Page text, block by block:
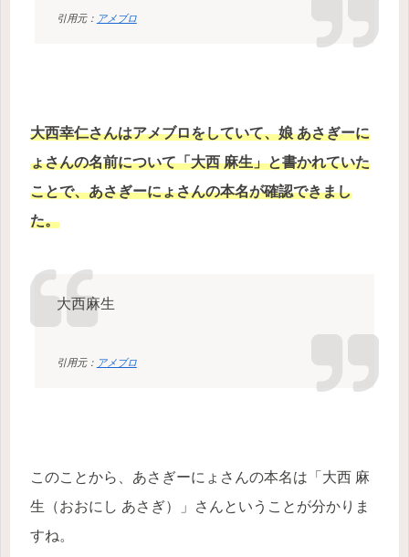
引用元： アメブロ
大西幸仁さんはアメブロをしていて、娘 あさぎーに
ょさんの名前について「大西 麻生」と書かれていた
ことで、あさぎーにょさんの本名が確認できまし
た。
大西麻生
引用元： アメブロ
このことから、あさぎーにょさんの本名は「大西 麻
生（おおにし あさぎ）」さんということが分かりま
すね。